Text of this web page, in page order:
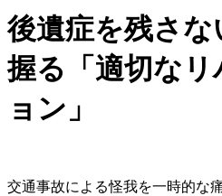
後遺症を残さ
握る「適切な
ョン」
交通事故による怪我を一時的な